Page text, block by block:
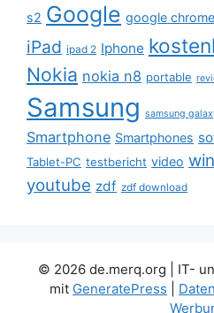
s2 Google google chrome
iPad ipad 2 Iphone
Nokia nokia n8 portable
Samsung samsung
Smartphone Smartphones
Tablet-PC testbericht video
youtube zdf zdf download
© 2026 de.merq.org | IT-
mit GeneratePress